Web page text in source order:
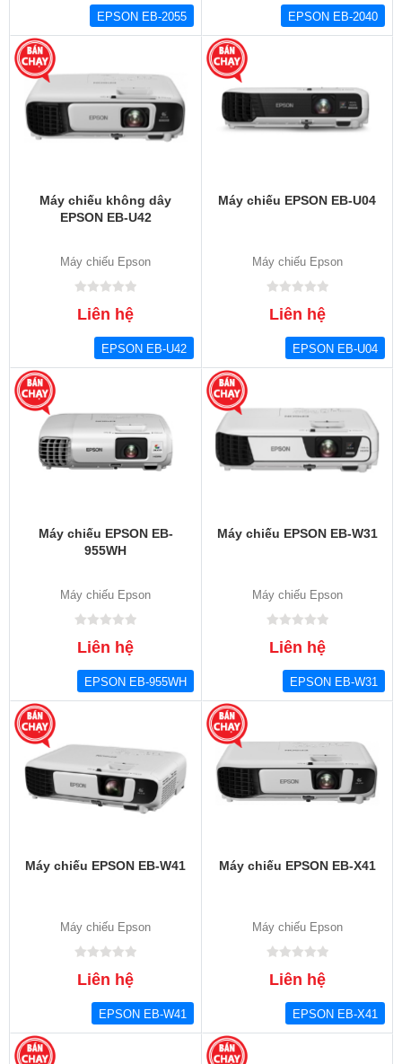
EPSON EB-2055 EPSON EB-2040
Máy chiếu không dây
EPSON EB-U42
Máy chiếu Epson
Liên hệ
EPSON EB-U42
Máy chiếu EPSON EB-U04
Máy chiếu Epson
Liên hệ
EPSON EB-U04
Máy chiếu EPSON EB-
955WH
Máy chiếu Epson
Liên hệ
EPSON EB-955WH
Máy chiếu EPSON EB-W31
Máy chiếu Epson
Liên hệ
EPSON EB-W31
Máy chiếu EPSON EB-W41
Máy chiếu Epson
Liên hệ
EPSON EB-W41
Máy chiếu EPSON EB-X41
Máy chiếu Epson
Liên hệ
EPSON EB-X41